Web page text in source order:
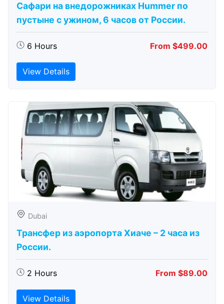
Сафари на внедорожниках Hummer по
пустыне с ужином, 6 часов от России.
6 Hours From $499.00
View Details
Dubai
Трансфер из аэропорта Хиаче – 2 часа из
России.
2 Hours From $89.00
View Details